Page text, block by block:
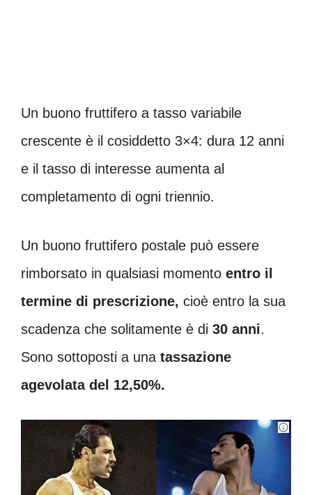
Un buono fruttifero a tasso variabile
crescente è il cosiddetto 3×4: dura 12 anni
e il tasso di interesse aumenta al
completamento di ogni triennio.
Un buono fruttifero postale può essere
rimborsato in qualsiasi momento entro il
termine di prescrizione, cioè entro la sua
scadenza che solitamente è di 30 anni.
Sono sottoposti a una tassazione
agevolata del 12,50%.